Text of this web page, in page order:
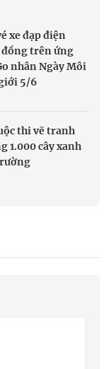
xe đạp điện
đồng trên ứng
nhân Ngày Môi
5/6
thi vẽ tranh
1.000 cây xanh